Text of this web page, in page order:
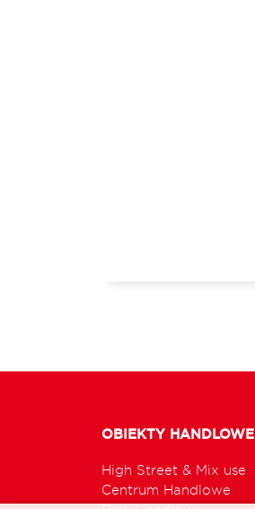
OBIEKTY HANDLOWE
High Street & Mix use
Centrum Handlowe